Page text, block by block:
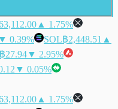
▲ 1.75%
▼ 0.39% SOL฿2,448.51 ▲
฿27.94▼ 2.95%
▼ 0.05%
▲ 1.75%